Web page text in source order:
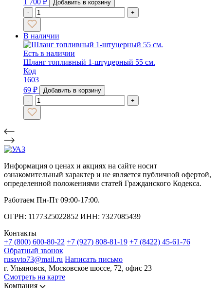
Добавить в корзину
-
+
В наличии
Есть в наличии
Шланг топливный 1-штуцерный 55 см.
Код
1603
69 ₽
Добавить в корзину
-
+
Информация о ценах и акциях на сайте носит
ознакомительный характер и не является публичной офертой,
определенной положениями статей Гражданского Кодекса.
Работаем Пн-Пт 09:00-17:00.
ОГРН: 1177325022852 ИНН: 7327085439
Контакты
+7 (800) 600-80-22 +7 (927) 808-81-19 +7 (8422) 45-61-76
Обратный звонок
rusavto73@mail.ru Написать письмо
г. Ульяновск, Московское шоссе, 72, офис 23
Смотреть на карте
Компания